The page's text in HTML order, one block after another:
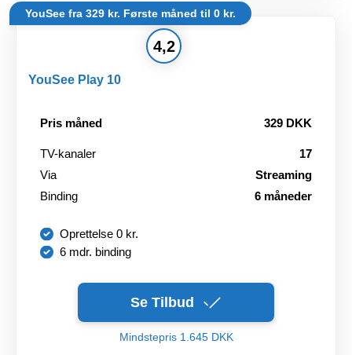
YouSee fra 329 kr. Første måned til 0 kr.
YouSee Play 10
4,2
Pris måned 329 DKK
TV-kanaler
17
Via
Streaming
Binding
6 måneder
Oprettelse 0 kr.
6 mdr. binding
Se Tilbud
Mindstepris 1.645 DKK